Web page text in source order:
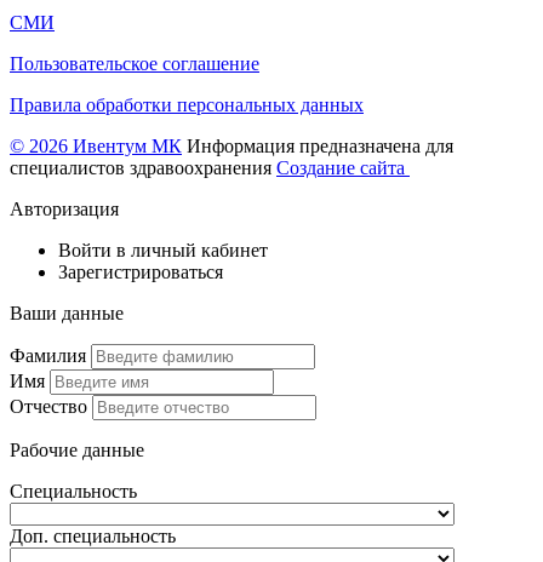
СМИ
Пользовательское соглашение
Правила обработки персональных данных
© 2026 Ивентум МК Информация предназначена для
специалистов здравоохранения Создание сайта
Авторизация
Войти в личный кабинет
Зарегистрироваться
Ваши данные
Фамилия
Имя
Отчество
Рабочие данные
Специальность
Доп. специальность